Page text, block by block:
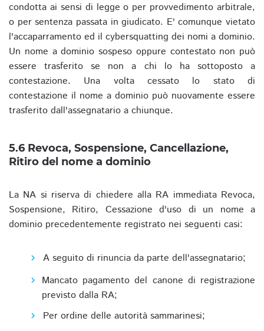
condotta ai sensi di legge o per provvedimento arbitrale,
o per sentenza passata in giudicato. E' comunque vietato
l'accaparramento ed il cybersquatting dei nomi a dominio.
Un nome a dominio sospeso oppure contestato non può
essere trasferito se non a chi lo ha sottoposto a
contestazione. Una volta cessato lo stato di
contestazione il nome a dominio può nuovamente essere
trasferito dall'assegnatario a chiunque.
5.6 Revoca, Sospensione, Cancellazione,
Ritiro del nome a dominio
La NA si riserva di chiedere alla RA immediata Revoca,
Sospensione, Ritiro, Cessazione d'uso di un nome a
dominio precedentemente registrato nei seguenti casi:
A seguito di rinuncia da parte dell'assegnatario;
Mancato pagamento del canone di registrazione
previsto dalla RA;
Per ordine delle autorità sammarinesi;